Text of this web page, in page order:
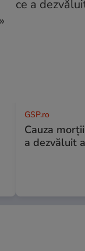
GSP.ro
Cauza
a dezvăluit